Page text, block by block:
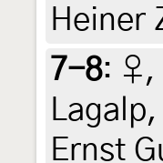
Heiner
7-8: ♀,
Ernst